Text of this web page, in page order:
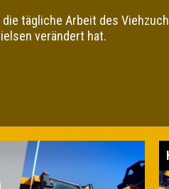
die tägliche Arbeit des
verändert hat.